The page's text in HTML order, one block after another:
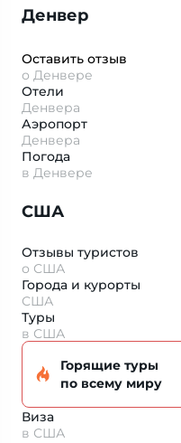
Денвер
Оставить отзыв
о Денвере
Отели
Денвера
Аэропорт
Денвера
Погода
в Денвере
США
Отзывы туристов
о США
Города и курорты
США
Туры
в США
Горящие туры
по всему миру
Виза
в США